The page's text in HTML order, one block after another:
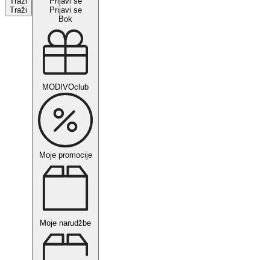
Traži
Prijavi se
Bok
MODIVOclub
Moje promocije
Moje narudžbe